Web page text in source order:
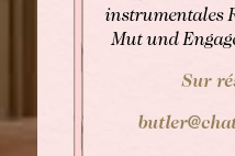
instrumentales
Mut und
Sur